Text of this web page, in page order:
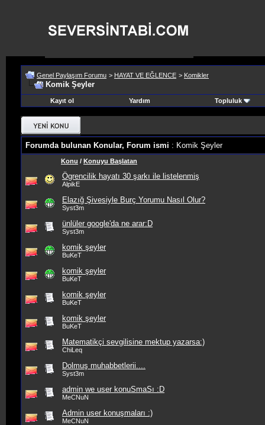
Genel Paylaşım Forumu > HAYAT VE EĞLENCE > Komikler
Komik Şeyler
Kayıt ol Yardım Topluluk
Forumda bulunan Konular, Forum ismi : Komik Şeyler
Konu / Konuyu Başlatan
Ögrencilik hayatı 30 şarkı ile listelenmiş
AlpikE
Elazığ Şivesiyle Burç Yorumu Nasıl Olur?
Syst3m
ünlüler google'da ne arar:D
Syst3m
komik şeyler
BuKeT
komik şeyler
BuKeT
komik şeyler
BuKeT
komik şeyler
BuKeT
Matematikçi sevgilisine mektup yazarsa:)
ChiLeq
Dolmuş muhabbetlerii....
Syst3m
admin we user konuSmaSı :D
MeCNuN
Admin user konuşmaları :)
MeCNuN